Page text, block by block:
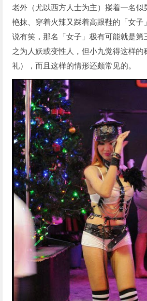
老外（尤以西方人士为主）搂着一名似
艳抹、穿着火辣又踩着高跟鞋的「女子
说有笑，那名「女子」极有可能就是第
之为人妖或变性人，但小九觉得这样的
礼），而且这样的情形还颇常见的。